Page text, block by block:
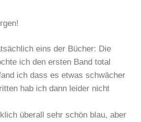
eins der Bücher: Die
ich den ersten Band total
ich dass es etwas schwächer
hab ich dann leider nicht
überall sehr schön blau, aber